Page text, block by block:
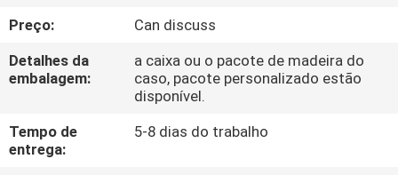
CONTROLE
DA
QUALIDADE
CONTACTE-
Preço:
Can discuss
Detalhes da
embalagem:
a caixa ou o pacote de madeira do
caso, pacote personalizado estão
disponível.
Tempo de
entrega:
5-8 dias do trabalho